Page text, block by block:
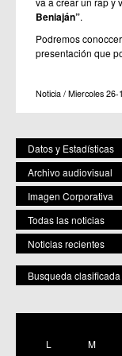
Beniaján”.
Podremos
presentación que
Noticia / Miercoles 26-
Datos y Estadísticas
Archivo audiovisual
Imagen Corporativa
Todas las noticias
Noticias recientes
Busqueda clasificada
C.M. Baños y
L M